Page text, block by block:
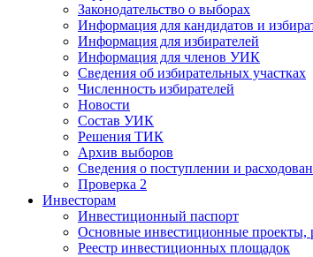
Законодательство о выборах
Информация для кандидатов и
Информация для избирателей
Информация для членов УИК
Сведения об избирательных участках
Численность избирателей
Новости
Состав УИК
Решения ТИК
Архив выборов
Сведения о поступлении и
Проверка 2
Инвесторам
Инвестиционный паспорт
Основные инвестиционные проекты,
Реестр инвестиционных площадок